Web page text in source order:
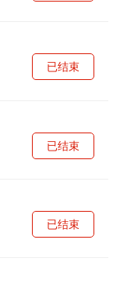
已结束
已结束
已结束